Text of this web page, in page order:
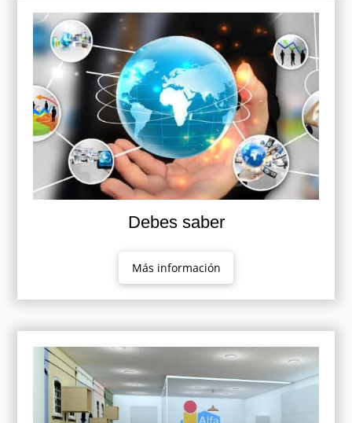
Debes saber
Más información